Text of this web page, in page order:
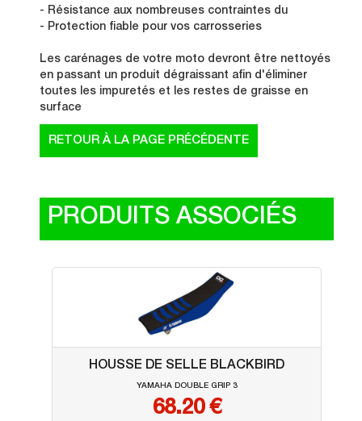
- Résistance aux nombreuses contraintes du
- Protection fiable pour vos carrosseries
Les carénages de votre moto devront être nettoyés
en passant un produit dégraissant afin d'éliminer
toutes les impuretés et les restes de graisse en
surface
PRODUITS ASSOCIÉS
HOUSSE DE SELLE BLACKBIRD
YAMAHA DOUBLE GRIP 3
68.20€